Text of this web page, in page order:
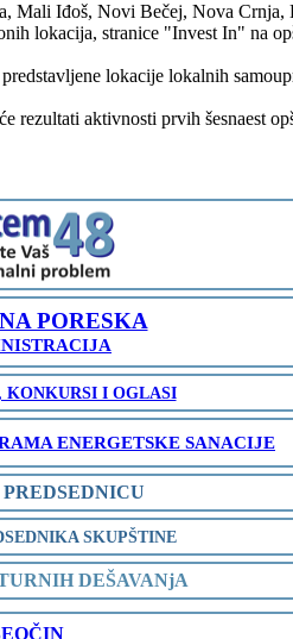
Iđoš, Novi Bečej, Nova Crnja,
lokacija, stranice "Invest In" na
lokacije lokalnih
rezultati aktivnosti prvih šesnaest
PORESKA
KONKURSI I OGLASI
ENERGETSKE SANACIJE
SKUPŠTINE
DEŠAVANjA